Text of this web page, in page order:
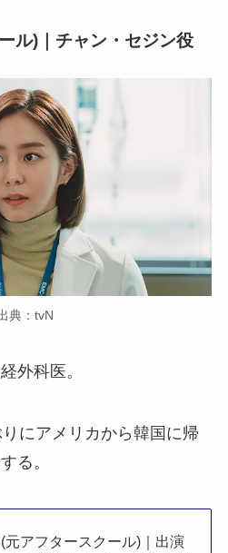
ル)｜チャン・セジン役
典：tvN
外科医。
にアメリカから韓国に帰
る。
元アフタースクール)｜出演